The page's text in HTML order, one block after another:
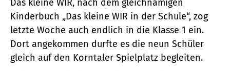
Das kleine WIR, nach dem gleichnamigen
Kinderbuch „Das kleine WIR in der Schule“, zog
letzte Woche auch endlich in die Klasse 1 ein.
Dort angekommen durfte es die neun Schüler
gleich auf den Korntaler Spielplatz begleiten.